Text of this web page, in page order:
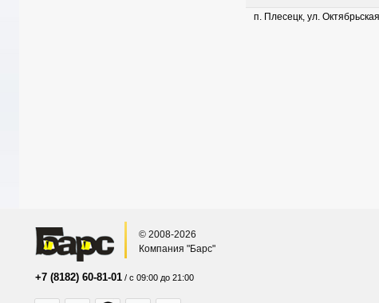
п. Плесецк, ул.
© 2008-2026
Компания "Барс"
+7 (8182) 60-81-01 / с 09:00 до 21:00